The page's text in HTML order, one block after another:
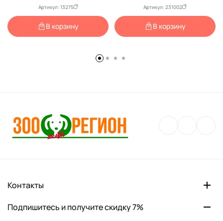
Артикул: 13275
В корзину
БОНУС)
Артикул: 231002
В корзину
Контакты
Подпишитесь и получите скидку 7%